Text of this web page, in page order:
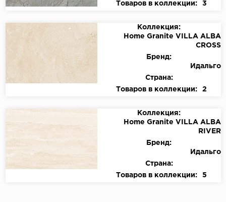
Товаров в коллекции:
3
Коллекция:
Home Granite VILLA ALBA
CROSS
Бренд:
Идальго
Страна:
Товаров в коллекции:
2
Коллекция:
Home Granite VILLA ALBA
RIVER
Бренд:
Идальго
Страна:
Товаров в коллекции:
5